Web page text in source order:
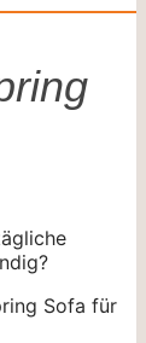
Sofa für